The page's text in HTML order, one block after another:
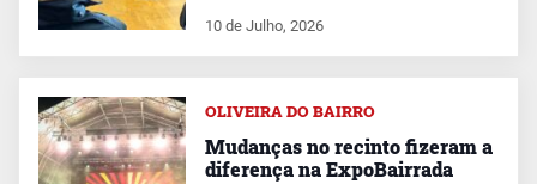
10 de Julho, 2026
OLIVEIRA DO BAIRRO
Mudanças no recinto fizeram a
diferença na ExpoBairrada